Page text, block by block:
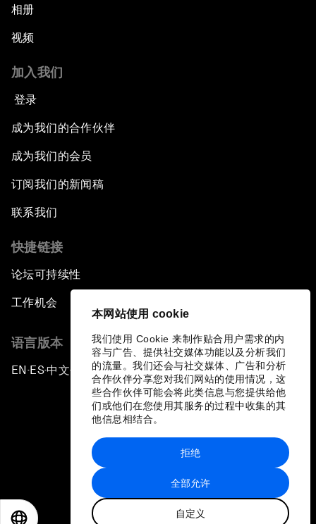
本网站使用 cookie
我们使用 Cookie 来制作贴合用户需求的内
容与广告、提供社交媒体功能以及分析我们
的流量。我们还会与社交媒体、广告和分析
合作伙伴分享您对我们网站的使用情况，这
些合作伙伴可能会将此类信息与您提供给他
们或他们在您使用其服务的过程中收集的其
他信息相结合。
全部允许
自定义
拒绝
相册
视频
加入我们
登录
成为我们的合作伙伴
成为我们的会员
订阅我们的新闻稿
联系我们
快捷链接
论坛可持续性
工作机会
语言版本
EN ▪ ES▪中文▪ 日本語
站点地图
世界经济论坛